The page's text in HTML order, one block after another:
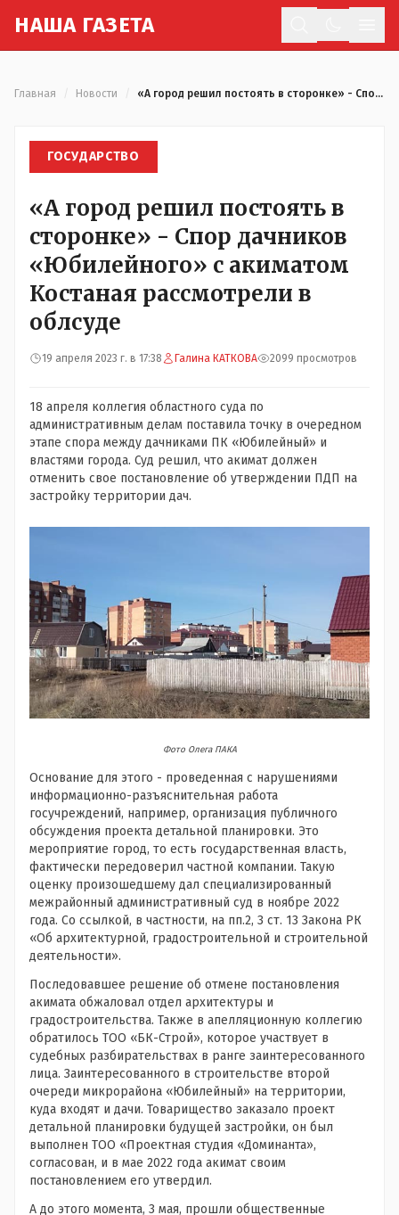
НАША ГАЗЕТА
Главная Новости «А город решил постоять в сторонке» - Спор дачников «Юбилейного» с акиматом Костаная рассмотрели в облсуде
ГОСУДАРСТВО
«А город решил постоять в
сторонке» - Спор дачников
«Юбилейного» с акиматом
Костаная рассмотрели в
облсуде
19 апреля 2023 г. в 17:38 Галина КАТКОВА 2099 просмотров
18 апреля коллегия областного суда по
административным делам поставила точку в очередном
этапе спора между дачниками ПК «Юбилейный» и
властями города. Суд решил, что акимат должен
отменить свое постановление об утверждении ПДП на
застройку территории дач.
Фото Олега ПАКА
Основание для этого - проведенная с нарушениями
информационно-разъяснительная работа
госучреждений, например, организация публичного
обсуждения проекта детальной планировки. Это
мероприятие город, то есть государственная власть,
фактически передоверил частной компании. Такую
оценку произошедшему дал специализированный
межрайонный административный суд в ноябре 2022
года. Со ссылкой, в частности, на пп.2, 3 ст. 13 Закона РК
«Об архитектурной, градостроительной и строительной
деятельности».
Последовавшее решение об отмене постановления
акимата обжаловал отдел архитектуры и
градостроительства. Также в апелляционную коллегию
обратилось ТОО «БК-Строй», которое участвует в
судебных разбирательствах в ранге заинтересованного
лица. Заинтересованного в строительстве второй
очереди микрорайона «Юбилейный» на территории,
куда входят и дачи. Товарищество заказало проект
детальной планировки будущей застройки, он был
выполнен ТОО «Проектная студия «Доминанта»,
согласован, и в мае 2022 года акимат своим
постановлением его утвердил.
А до этого момента, 3 мая, прошли общественные